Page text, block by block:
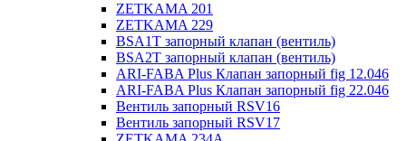
ZETKAMA 201
ZETKAMA 229
BSA1T запорный клапан (вентиль)
BSA2T запорный клапан (вентиль)
ARI-FABA Plus Клапан запорный fig 12.046
ARI-FABA Plus Клапан запорный fig 22.046
Вентиль запорный RSV16
Вентиль запорный RSV17